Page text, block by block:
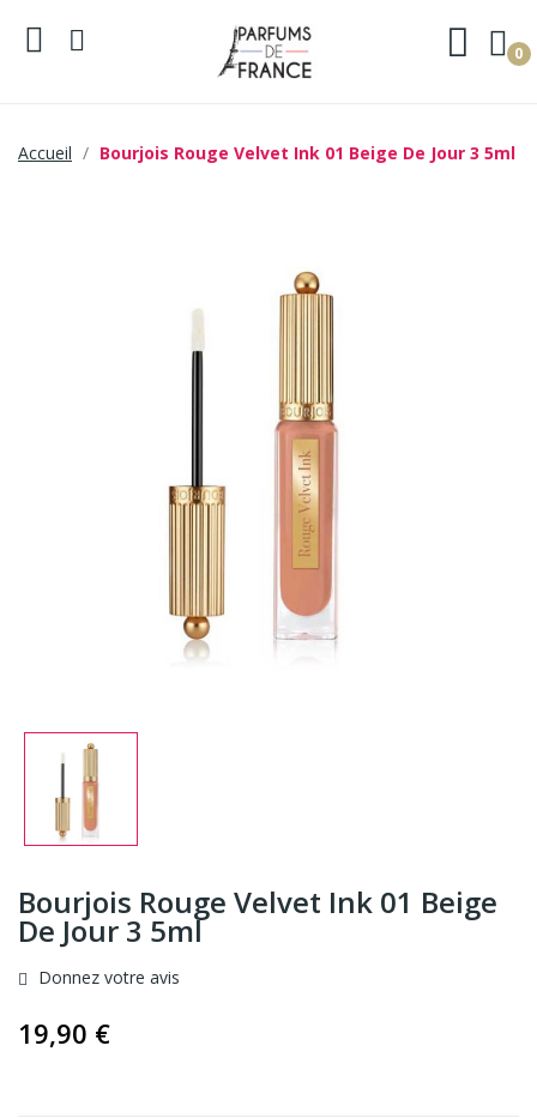
0
Accueil Bourjois Rouge Velvet Ink 01 Beige De Jour 3 5ml
Bourjois Rouge Velvet Ink 01 Beige
De Jour 3 5ml
Donnez votre avis
19,90 €